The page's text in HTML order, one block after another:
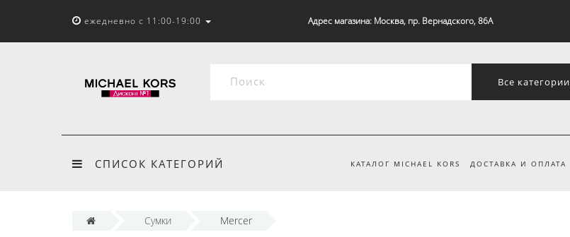
ежедневно с 11:00-19:00 Адрес магазина: Москва, пр. Вернадского, 86А
Все категории
СПИСОК КАТЕГОРИЙ КАТАЛОГ MICHAEL KORS ДОСТАВКА И ОПЛАТА
Сумки Mercer